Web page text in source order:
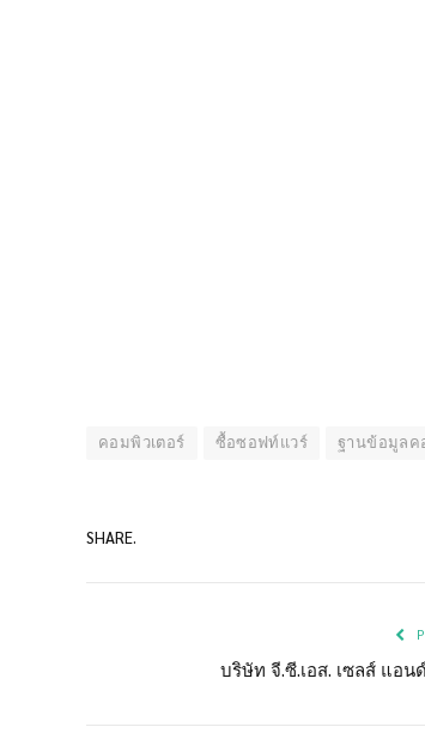
คอมพิวเตอร์ ซื้อซอฟท์แวร์ ฐานข้อมูลค
SHARE.
บริษัท จี.ซี.เอส. เซลส์ แอน